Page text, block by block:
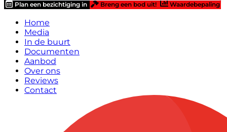
Plan een bezichtiging in
Breng een bod uit! Waardebepaling
Home
Media
In de buurt
Documenten
Aanbod
Over ons
Reviews
Contact